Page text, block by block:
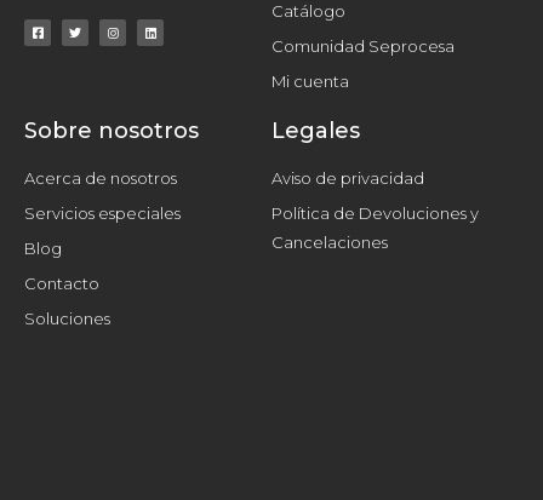
Catálogo
Comunidad Seprocesa
Mi cuenta
Sobre nosotros
Acerca de nosotros
Servicios especiales
Blog
Contacto
Soluciones
Legales
Aviso de privacidad
Política de Devoluciones y
Cancelaciones